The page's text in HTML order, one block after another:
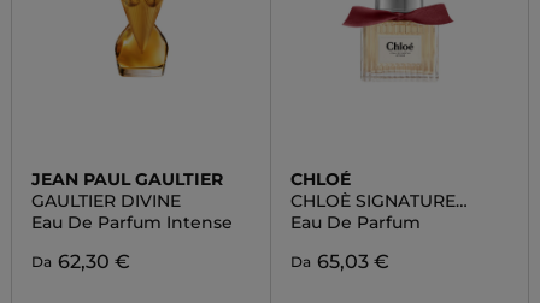
JEAN PAUL GAULTIER
GAULTIER DIVINE
Eau De Parfum Intense
Da 62,30 €
CHLOÉ
CHLOÈ SIGNATURE
INTENSEMENT
Eau De Parfum
Da 65,03 €